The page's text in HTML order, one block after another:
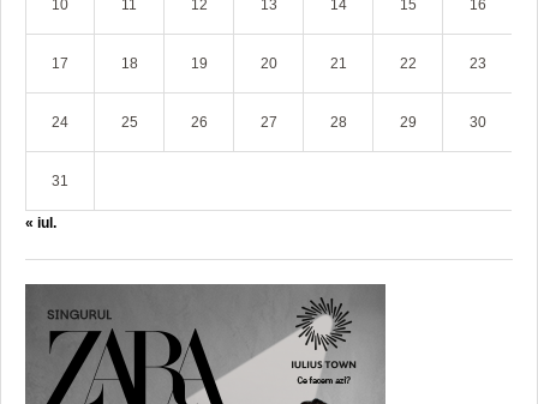
10 11 12 13 14 15 16
17 18 19 20 21 22 23
24 25 26 27 28 29 30
31
« iul.